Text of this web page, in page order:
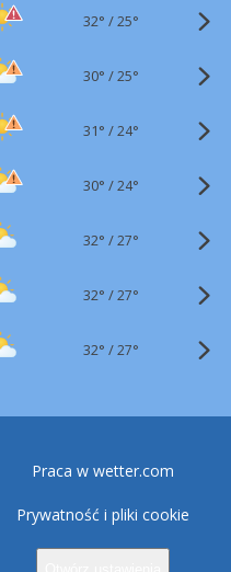
32° /25°
30° /25°
31° /24°
30° /24°
32° /27°
32° /27°
32° /27°
Praca w wetter.com
Prywatność i pliki cookie